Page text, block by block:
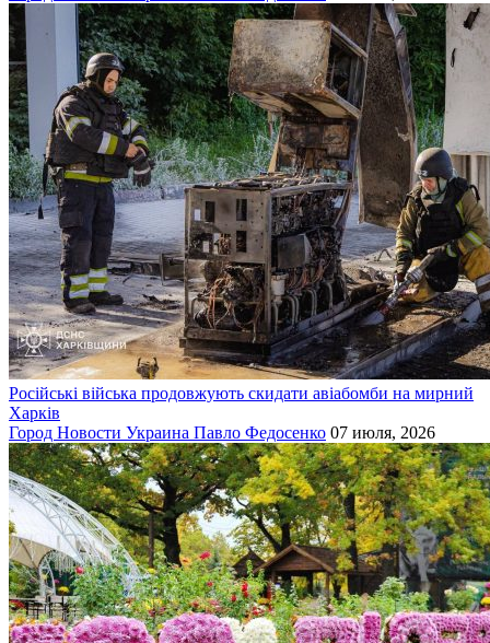
Російські війська продовжують скидати авіабомби на мирний
Харків
Город Новости Украина Павло Федосенко 07 июля, 2026